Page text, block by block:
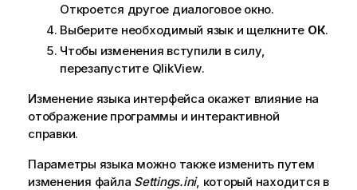
Откроется другое диалоговое окно.
Выберите необходимый язык и щелкните ОК.
Чтобы изменения вступили в силу,
перезапустите QlikView.
Изменение языка интерфейса окажет влияние на
отображение программы и интерактивной
справки.
Параметры языка можно также изменить путем
изменения файла Settings.ini, который находится в